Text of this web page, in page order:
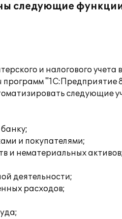
следующие
и налогового
программ "1С:Предприятие
следующие
и покупателями;
и нематериальных
деятельности;
расходов;